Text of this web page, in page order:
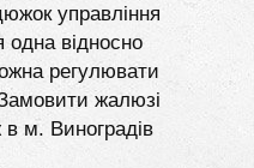
управління
відносно
регулювати
жалюзі
в м. Виноградів